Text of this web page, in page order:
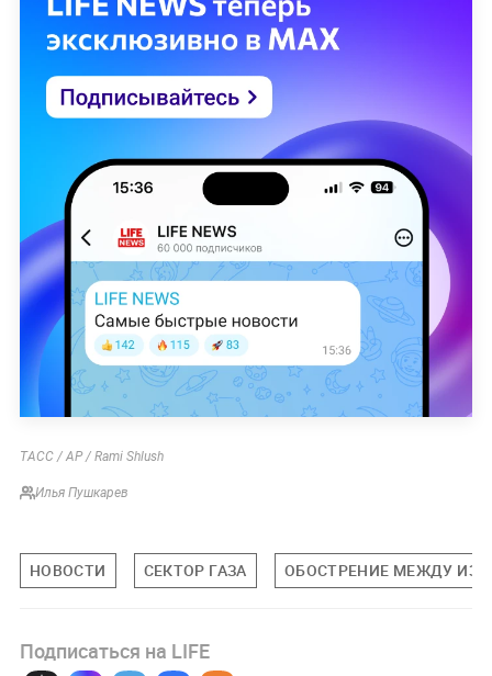
ТАСС / AP / Rami Shlush
Илья Пушкарев
НОВОСТИ СЕКТОР ГАЗА ОБОСТРЕНИЕ МЕЖДУ
Подписаться на LIFE